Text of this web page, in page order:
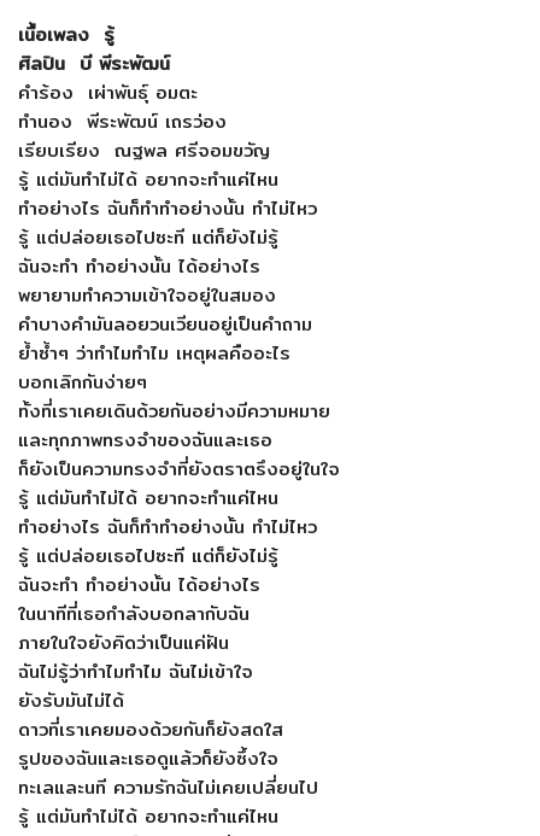
เนื้อเพลง รู้
ศิลปิน บี พีระพัฒน์
คำร้อง เผ่าพันธุ์ อมตะ
ทำนอง พีระพัฒน์ เถรว่อง
เรียบเรียง ณฐพล ศรีจอมขวัญ
รู้ แต่มันทำไม่ได้ อยากจะทำแค่ไหน
ทำอย่างไร ฉันก็ทำทำอย่างนั้น ทำไม่ไหว
รู้ แต่ปล่อยเธอไปซะที แต่ก็ยังไม่รู้
ฉันจะทำ ทำอย่างนั้น ได้อย่างไร
พยายามทำความเข้าใจอยู่ในสมอง
คำบางคำมันลอยวนเวียนอยู่เป็นคำถาม
ย้ำซ้ำๆ ว่าทำไมทำไม เหตุผลคืออะไร
บอกเลิกกันง่ายๆ
ทั้งที่เราเคยเดินด้วยกันอย่างมีความหมาย
และทุกภาพทรงจำของฉันและเธอ
ก็ยังเป็นความทรงจำที่ยังตราตรึงอยู่ในใจ
รู้ แต่มันทำไม่ได้ อยากจะทำแค่ไหน
ทำอย่างไร ฉันก็ทำทำอย่างนั้น ทำไม่ไหว
รู้ แต่ปล่อยเธอไปซะที แต่ก็ยังไม่รู้
ฉันจะทำ ทำอย่างนั้น ได้อย่างไร
ในนาทีที่เธอกำลังบอกลากับฉัน
ภายในใจยังคิดว่าเป็นแค่ฝัน
ฉันไม่รู้ว่าทำไมทำไม ฉันไม่เข้าใจ
ยังรับมันไม่ได้
ดาวที่เราเคยมองด้วยกันก็ยังสดใส
รูปของฉันและเธอดูแล้วก็ยังซึ้งใจ
ทะเลและนที ความรักฉันไม่เคยเปลี่ยนไป
รู้ แต่มันทำไม่ได้ อยากจะทำแค่ไหน